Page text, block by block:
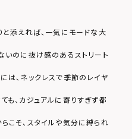
と添えれば、一気にモードな大
いのに抜け感のあるストリート
は、ネックレスで季節のレイヤ
も、カジュアルに寄りすぎず都
こそ、スタイルや気分に縛られ